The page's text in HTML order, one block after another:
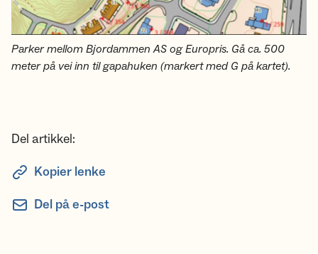
Parker mellom Bjordammen AS og Europris. Gå ca. 500
meter på vei inn til gapahuken (markert med G på kartet).
Del artikkel:
Kopier lenke
Del på e-post